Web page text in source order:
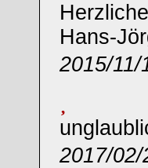
Hans-
2015/11/
2017/